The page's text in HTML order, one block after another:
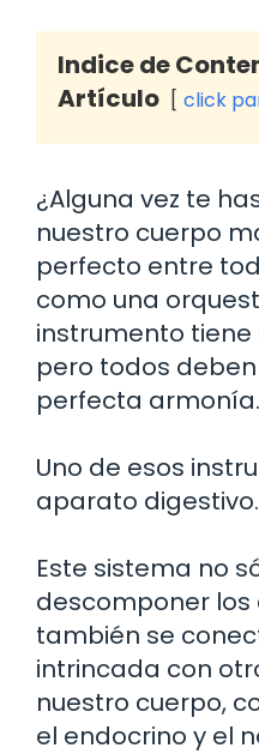
Indice de
Artículo
click
¿Alguna vez te
nuestro cuerpo
perfecto entre
como una
instrumento
pero todos
perfecta armonía.
Uno de esos
aparato digestivo.
Este sistema no
descomponer los
también se
intrincada con
nuestro cuerpo,
el endocrino y el